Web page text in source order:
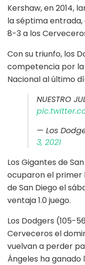
Kershaw, en 2014,
la séptima entrada,
8-3 a los
Con su triunfo, los
competencia por la
Nacional al último
NUESTRO
— Los
3, 2021
Los Gigantes de
ocuparon el primer
de San Diego el
ventaja 1.0 juego.
Los Dodgers (105-
Cerveceros el
vuelvan a perder
Ángeles ha ganado